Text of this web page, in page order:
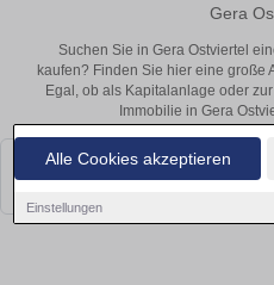
Alle Cookies akzeptieren
Einstellungen
Gera
Suchen Sie in Gera Ostviertel
kaufen? Finden Sie hier eine große
Egal, ob als Kapitalanlage oder
Immobilie in Gera
Leider konnten wir derzeit keine